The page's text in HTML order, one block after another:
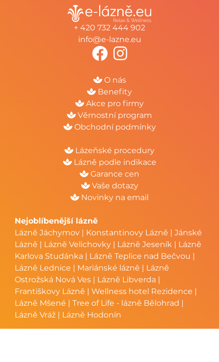
+ 420 732 444 902
info@e-lazne.eu
O nás
Benefity
Akce pro firmy
Věrnostní program
Obchodní podmínky
Lázeňské procedury
Lázně podle indikace
Garance cen
Vaše dotazy
Novinky na email
Nejoblíbenější lázně
Lázně Jáchymov
Konstantinovy Lázně
Jánské
Lázně | Lázně Velichovky Lázně Jeseník
Lázně
Karlova Studánka
Lázně Teplice nad Bečvou
Lázně Lednice
Mariánské lázně
Lázně
Ostrožská Nová Ves
Lázně Libverda
Františkovy Lázně
Wellness hotel Rezidence
Lázně Mšené | Tree of Life - lázně Bělohrad
Lázně Vráž
Lázně Hodonín